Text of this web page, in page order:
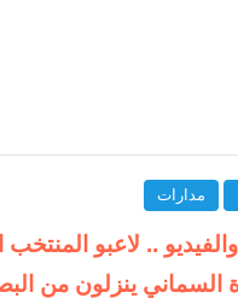
مدارات
.. لاعبو
السماني ينزلون من